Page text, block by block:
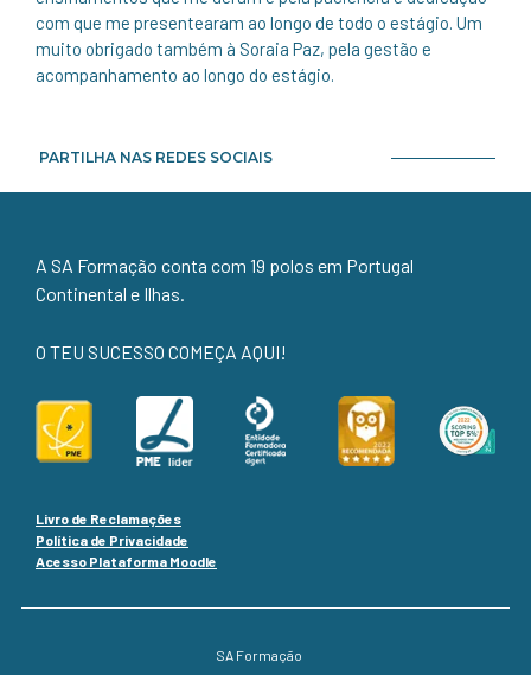
com que me presentearam ao longo de todo o estágio. Um
muito obrigado também à Soraia Paz, pela gestão e
acompanhamento ao longo do estágio.
PARTILHA NAS REDES SOCIAIS
A SA Formação conta com 19 polos em Portugal
Continental e Ilhas.
O TEU SUCESSO COMEÇA AQUI!
Livro de Reclamações
Política de Privacidade
Acesso Plataforma Moodle
SA Formação